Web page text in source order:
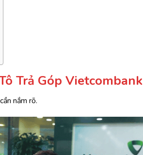
Trả Góp Vietcombank
nắm rõ.